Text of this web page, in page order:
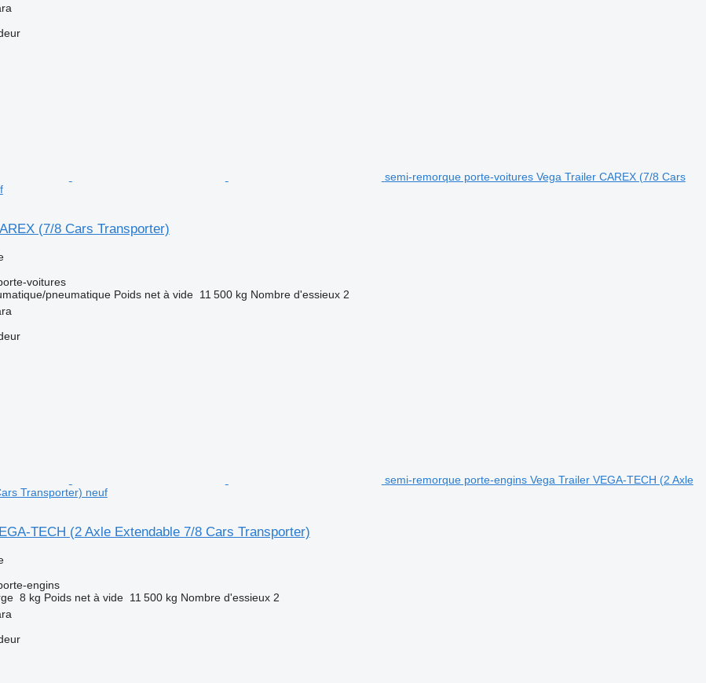
semi-remorque porte-voitures Vega Trailer CAREX (7/8 Cars
(7/8 Cars Transporter)
voitures
pneumatique Poids net à vide 11 500 kg Nombre d'essieux 2
semi-remorque porte-engins Vega Trailer VEGA-TECH (2 Axle
Transporter) neuf
TECH (2 Axle Extendable 7/8 Cars Transporter)
engins
8 kg Poids net à vide 11 500 kg Nombre d'essieux 2